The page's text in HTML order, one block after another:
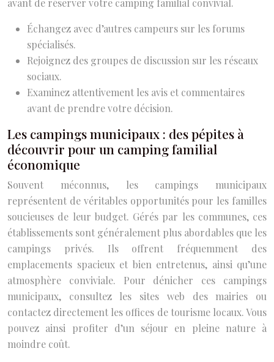
Échangez avec d’autres campeurs sur les forums
spécialisés.
Rejoignez des groupes de discussion sur les réseaux
sociaux.
Examinez attentivement les avis et commentaires
avant de prendre votre décision.
Les campings municipaux : des pépites à
découvrir pour un camping familial
économique
Souvent méconnus, les campings municipaux
représentent de véritables opportunités pour les familles
soucieuses de leur budget. Gérés par les communes, ces
établissements sont généralement plus abordables que les
campings privés. Ils offrent fréquemment des
emplacements spacieux et bien entretenus, ainsi qu’une
atmosphère conviviale. Pour dénicher ces campings
municipaux, consultez les sites web des mairies ou
contactez directement les offices de tourisme locaux. Vous
pouvez ainsi profiter d’un séjour en pleine nature à
moindre coût.